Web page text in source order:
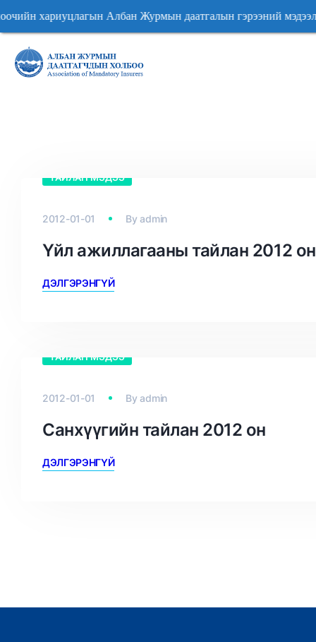
ТАЙЛАН МЭДЭЭ
2012-01-01 Byadmin
Үйл ажиллагааны тайлан 2012 он
ДЭЛГЭРЭНГҮЙ
ТАЙЛАН МЭДЭЭ
2012-01-01 Byadmin
Санхүүгийн тайлан 2012 он
ДЭЛГЭРЭНГҮЙ
хариуцлагын Албан Журмын даатгалын гэрээний
хариуцлагын Албан Журмын даатгалын гэрээний